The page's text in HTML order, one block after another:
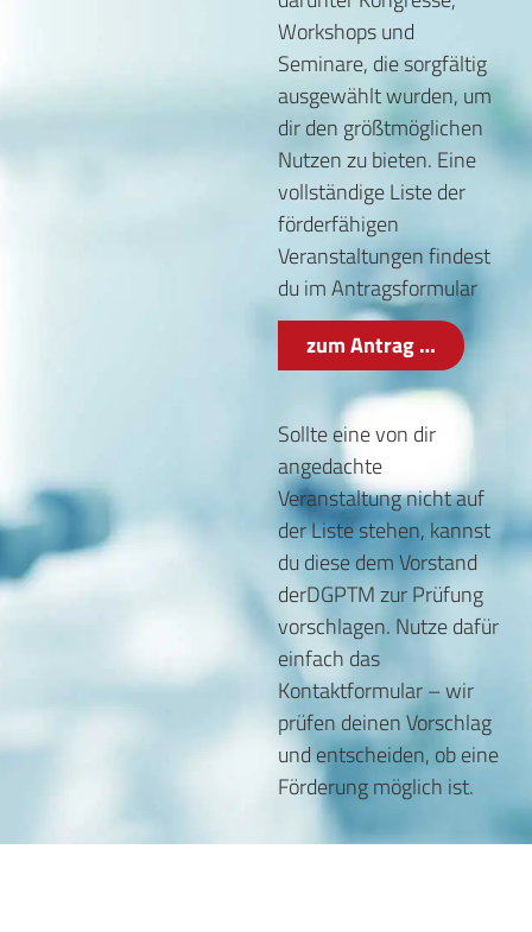
Workshops und
Seminare, die sorgfältig
ausgewählt wurden, um
dir den größtmöglichen
Nutzen zu bieten. Eine
vollständige Liste der
förderfähigen
Veranstaltungen findest
du im Antragsformular
zum Antrag …
Sollte eine von dir
angedachte
Veranstaltung nicht auf
der Liste stehen, kannst
du diese dem Vorstand
derDGPTM zur Prüfung
vorschlagen. Nutze dafür
einfach das
Kontaktformular– wir
prüfen deinen Vorschlag
und entscheiden, ob eine
Förderung möglich ist.